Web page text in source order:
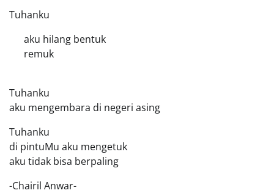
Tuhanku
aku hilang bentuk
remuk
Tuhanku
aku mengembara di negeri asing
Tuhanku
di pintuMu aku mengetuk
aku tidak bisa berpaling
-Chairil Anwar-